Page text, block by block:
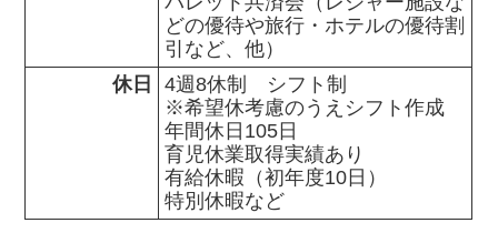
どの優待や旅行・ホテルの優待割
引など、他）
休日
4週8休制　シフト制
※希望休考慮のうえシフト作成
年間休日105日
育児休業取得実績あり
有給休暇（初年度10日）
特別休暇など